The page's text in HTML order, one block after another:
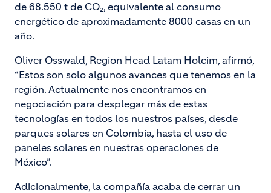
de 68.550 t de CO₂, equivalente al consumo
energético de aproximadamente 8000 casas en un
año.
Oliver Osswald, Region Head Latam Holcim, afirmó,
“Estos son solo algunos avances que tenemos en la
región. Actualmente nos encontramos en
negociación para desplegar más de estas
tecnologías en todos los nuestros países, desde
parques solares en Colombia, hasta el uso de
paneles solares en nuestras operaciones de
México”.
Adicionalmente, la compañía acaba de cerrar un